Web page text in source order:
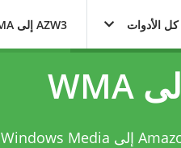
كل الأدوات AZW3 إلى WMA
حوّل ملفك من Amazon KF8 eBook File إلى Windows Media